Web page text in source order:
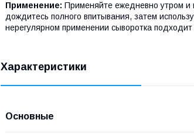
Применение: Применяйте ежедневно утром и
дождитесь полного впитывания, затем
нерегулярном применении сыворотка
Характеристики
Основные